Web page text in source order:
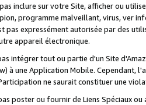
inclure sur votre Site, afficher ou
programme malveillant, virus, ver
expressément autorisée par des
appareil électronique.
intégrer tout ou partie d'un Site
à une Application Mobile. Cependant,
ne saurait constituer une
poster ou fournir de Liens Spéciaux